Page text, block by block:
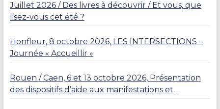
Juillet 2026 / Des livres à découvrir / Et vous, que
lisez-vous cet été ?
Honfleur, 8 octobre 2026, LES INTERSECTIONS –
Journée « Accueillir »
Rouen / Caen, 6 et 13 octobre 2026, Présentation
des dispositifs d’aide aux manifestations et